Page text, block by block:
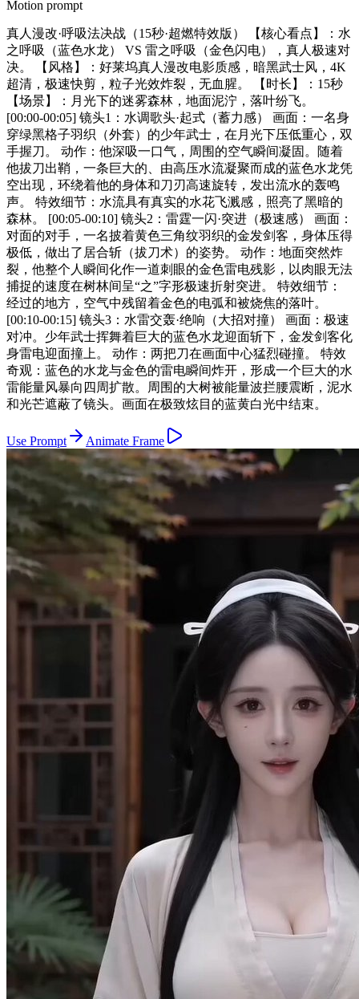
Motion prompt
真人漫改·呼吸法决战（15秒·超燃特效版） 【核心看点】：水
之呼吸（蓝色水龙） VS 雷之呼吸（金色闪电），真人极速对
决。 【风格】：好莱坞真人漫改电影质感，暗黑武士风，4K
超清，极速快剪，粒子光效炸裂，无血腥。 【时长】：15秒
【场景】：月光下的迷雾森林，地面泥泞，落叶纷飞。
[00:00-00:05] 镜头1：水调歌头·起式（蓄力感） 画面：一名身
穿绿黑格子羽织（外套）的少年武士，在月光下压低重心，双
手握刀。 动作：他深吸一口气，周围的空气瞬间凝固。随着
他拔刀出鞘，一条巨大的、由高压水流凝聚而成的蓝色水龙凭
空出现，环绕着他的身体和刀刃高速旋转，发出流水的轰鸣
声。 特效细节：水流具有真实的水花飞溅感，照亮了黑暗的
森林。 [00:05-00:10] 镜头2：雷霆一闪·突进（极速感） 画面：
对面的对手，一名披着黄色三角纹羽织的金发剑客，身体压得
极低，做出了居合斩（拔刀术）的姿势。 动作：地面突然炸
裂，他整个人瞬间化作一道刺眼的金色雷电残影，以肉眼无法
捕捉的速度在树林间呈“之”字形极速折射突进。 特效细节：
经过的地方，空气中残留着金色的电弧和被烧焦的落叶。
[00:10-00:15] 镜头3：水雷交轰·绝响（大招对撞） 画面：极速
对冲。少年武士挥舞着巨大的蓝色水龙迎面斩下，金发剑客化
身雷电迎面撞上。 动作：两把刀在画面中心猛烈碰撞。 特效
奇观：蓝色的水龙与金色的雷电瞬间炸开，形成一个巨大的水
雷能量风暴向四周扩散。周围的大树被能量波拦腰震断，泥水
和光芒遮蔽了镜头。画面在极致炫目的蓝黄白光中结束。
Use Prompt Animate Frame